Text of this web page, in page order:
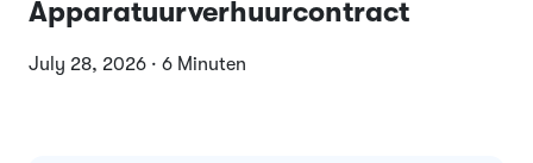
Apparatuurverhuurcontract
July 28, 2026 · 6 Minuten